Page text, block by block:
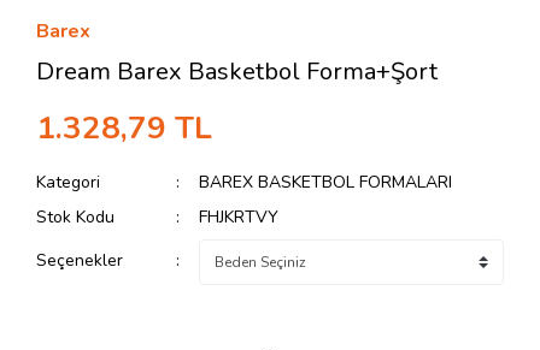
Barex
Dream Barex Basketbol Forma+Şort
1.328,79 TL
Kategori
BAREX BASKETBOL FORMALARI
Stok Kodu
FHJKRTVY
Seçenekler